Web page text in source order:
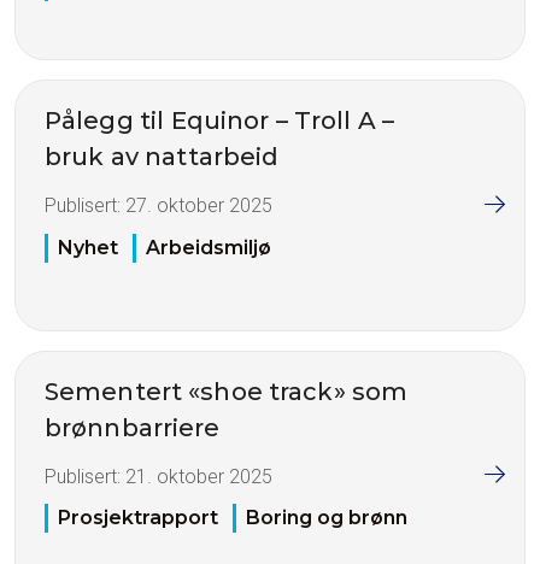
Pålegg til Equinor – Troll A –
bruk av nattarbeid
Publisert: 27. oktober 2025
Nyhet
Arbeidsmiljø
Sementert «shoe track» som
brønnbarriere
Publisert: 21. oktober 2025
Prosjektrapport
Boring og brønn